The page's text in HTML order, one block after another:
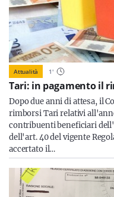
Attualità 1'
Tari: in pagamento il
Dopo due anni di attesa, il
rimborsi Tari relativi
contribuenti beneficiari
dell'art. 40 del vigente
accertato il…